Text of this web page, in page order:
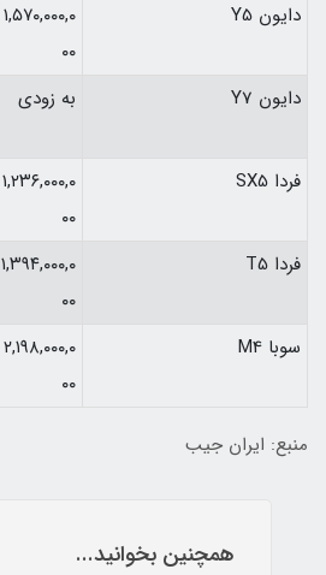
دایون Y5
۱,۵۷۰,۰۰۰,۰
۰۰
دایون Y7
به زودی
فردا SX5
۱,۲۳۶,۰۰۰,۰
۰۰
فردا T5
۱,۳۹۴,۰۰۰,۰
۰۰
سوبا M4
۲,۱۹۸,۰۰۰,۰
۰۰
منبع: ایران جیب
همچنین بخوانید...